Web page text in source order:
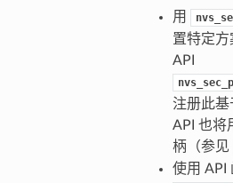
用
置特定方
API
注册此
API 也将
柄（参见
使用 API